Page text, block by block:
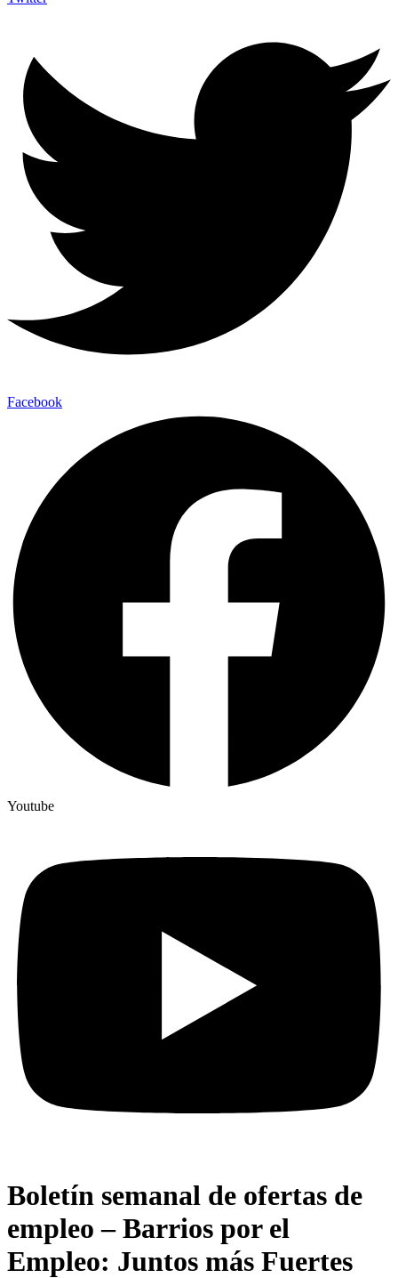
Facebook
Youtube
Boletín semanal de ofertas de
empleo – Barrios por el
Empleo: Juntos más Fuertes